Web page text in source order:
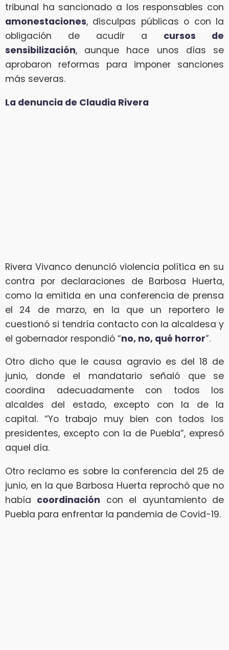
tribunal ha sancionado a los responsables con
amonestaciones, disculpas públicas o con la
obligación de acudir a cursos de
sensibilización, aunque hace unos días se
aprobaron reformas para imponer sanciones
más severas.
La denuncia de Claudia Rivera
Rivera Vivanco denunció violencia política en su
contra por declaraciones de Barbosa Huerta,
como la emitida en una conferencia de prensa
el 24 de marzo, en la que un reportero le
cuestionó si tendría contacto con la alcaldesa y
el gobernador respondió “no, no, qué horror”.
Otro dicho que le causa agravio es del 18 de
junio, donde el mandatario señaló que se
coordina adecuadamente con todos los
alcaldes del estado, excepto con la de la
capital. “Yo trabajo muy bien con todos los
presidentes, excepto con la de Puebla”, expresó
aquel día.
Otro reclamo es sobre la conferencia del 25 de
junio, en la que Barbosa Huerta reprochó que no
había coordinación con el ayuntamiento de
Puebla para enfrentar la pandemia de Covid-19.